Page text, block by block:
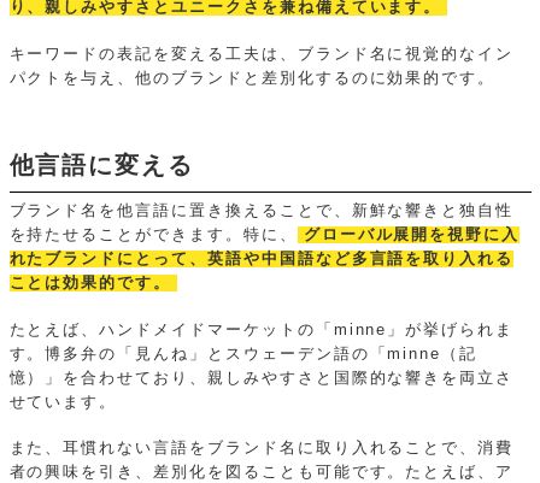
り、親しみやすさとユニークさを兼ね備えています。
キーワードの表記を変える工夫は、ブランド名に視覚的なイン
パクトを与え、他のブランドと差別化するのに効果的です。
他言語に変える
ブランド名を他言語に置き換えることで、新鮮な響きと独自性
を持たせることができます。特に、
グローバル展開を視野に入
れたブランドにとって、英語や中国語など多言語を取り入れる
ことは効果的です。
たとえば、ハンドメイドマーケットの「minne」が挙げられま
す。博多弁の「見んね」とスウェーデン語の「minne（記
憶）」を合わせており、親しみやすさと国際的な響きを両立さ
せています。
また、耳慣れない言語をブランド名に取り入れることで、消費
者の興味を引き、差別化を図ることも可能です。たとえば、ア